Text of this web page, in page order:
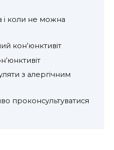
коли не можна
кон’юнктивіт
з алергічним
проконсультуватися